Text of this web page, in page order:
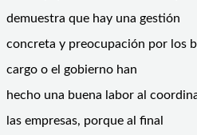
demuestra que hay una gestión
concreta y preocupación por los
cargo o el gobierno han
hecho una buena labor al
las empresas, porque al final